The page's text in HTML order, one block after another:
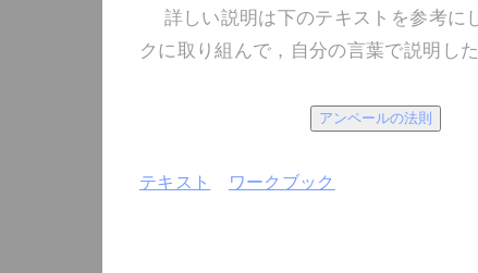
詳しい説明は下のテキストを参考に
クに取り組んで，自分の言葉で説明し
アンペールの法則
テキスト ワークブック